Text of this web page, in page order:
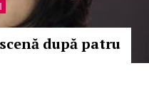
după patru